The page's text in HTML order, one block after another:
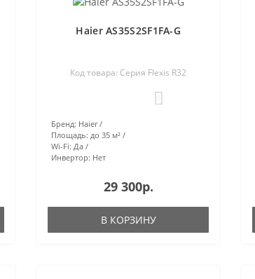
Haier AS35S2SF1FA-G
Код товара: Серия Flexis R32
Бренд: Haier
Площадь: до 35 м²
Wi-Fi: Да
Инвертор: Нет
29 300р.
В КОРЗИНУ